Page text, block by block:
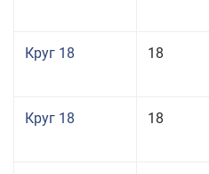
Круг 18 18
Круг 18 18